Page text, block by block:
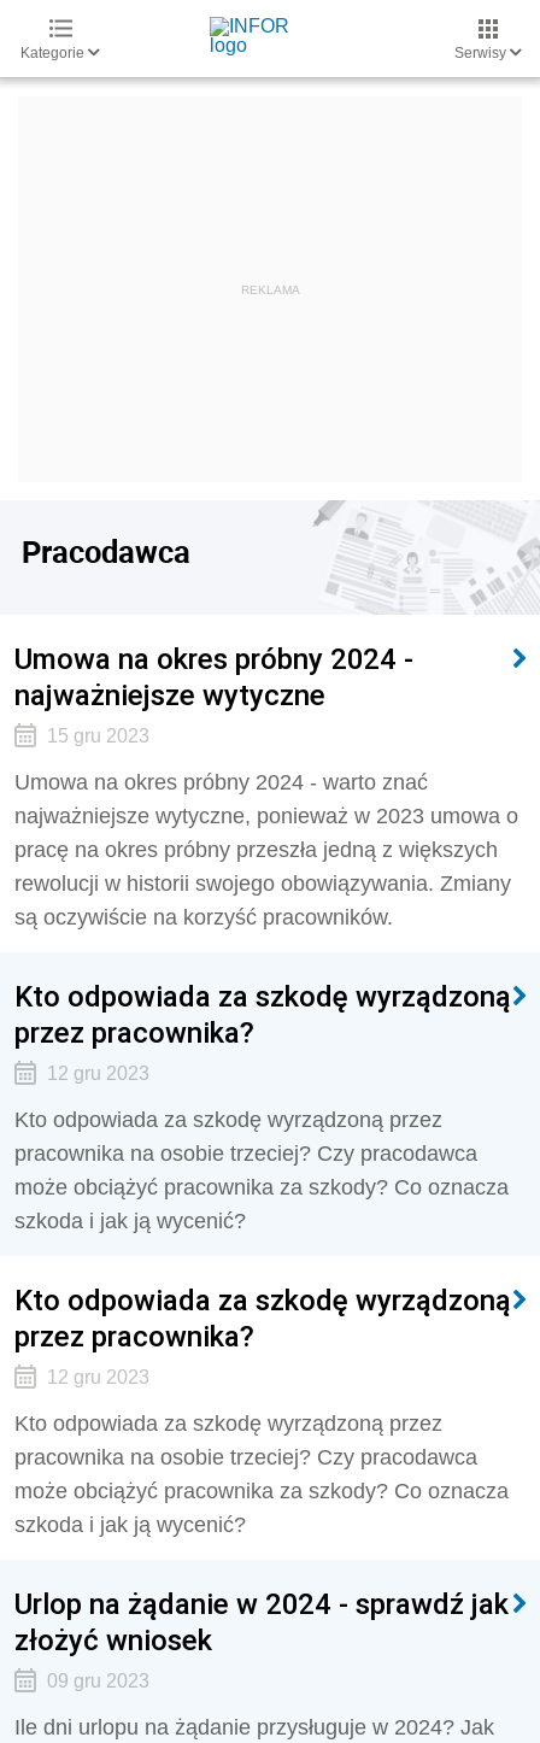
Kategorie Serwisy
Pracodawca
Umowa na okres próbny 2024 -
najważniejsze wytyczne
15 gru 2023
Umowa na okres próbny 2024 - warto znać
najważniejsze wytyczne, ponieważ w 2023 umowa o
pracę na okres próbny przeszła jedną z większych
rewolucji w historii swojego obowiązywania. Zmiany
są oczywiście na korzyść pracowników.
Kto odpowiada za szkodę wyrządzoną
przez pracownika?
12 gru 2023
Kto odpowiada za szkodę wyrządzoną przez
pracownika na osobie trzeciej? Czy pracodawca
może obciążyć pracownika za szkody? Co oznacza
szkoda i jak ją wycenić?
Kto odpowiada za szkodę wyrządzoną
przez pracownika?
12 gru 2023
Kto odpowiada za szkodę wyrządzoną przez
pracownika na osobie trzeciej? Czy pracodawca
może obciążyć pracownika za szkody? Co oznacza
szkoda i jak ją wycenić?
Urlop na żądanie w 2024 - sprawdź jak
złożyć wniosek
09 gru 2023
Ile dni urlopu na żądanie przysługuje w 2024? Jak